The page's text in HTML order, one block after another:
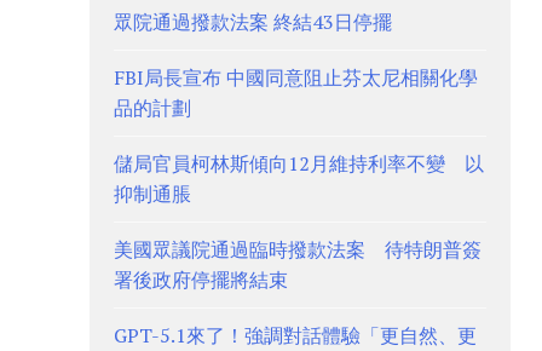
眾院通過撥款法案 終結43日停擺
FBI局長宣布 中國同意阻止芬太尼相關化學
品的計劃
儲局官員柯林斯傾向12月維持利率不變 以
抑制通脹
美國眾議院通過臨時撥款法案 待特朗普簽
署後政府停擺將結束
GPT-5.1來了！強調對話體驗「更自然、更